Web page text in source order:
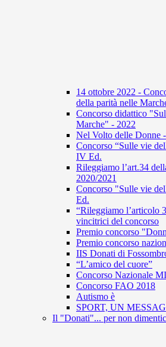
14 ottobre 2022 -
della parità nelle
Concorso didattico
Marche" - 2022
Nel Volto delle Donne
Concorso “Sulle vie
IV Ed.
Rileggiamo l’art.34
2020/2021
Concorso "Sulle vie
Ed.
“Rileggiamo l’articolo
vincitrici del concorso
Premio concorso
Premio concorso
IIS Donati di
“L’amico del cuore”
Concorso Nazionale
Concorso FAO 2018
Autismo è
SPORT, UN
Il "Donati"... per non